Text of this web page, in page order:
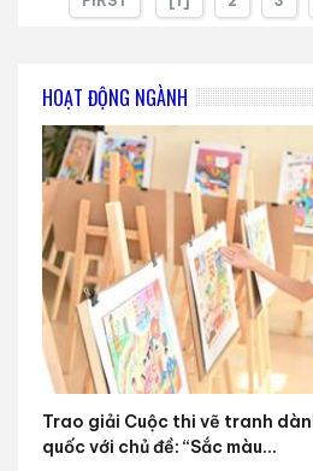
HOẠT ĐỘNG NGÀNH
Trao giải Cuộc thi vẽ tranh
quốc với chủ đề: “Sắc màu...